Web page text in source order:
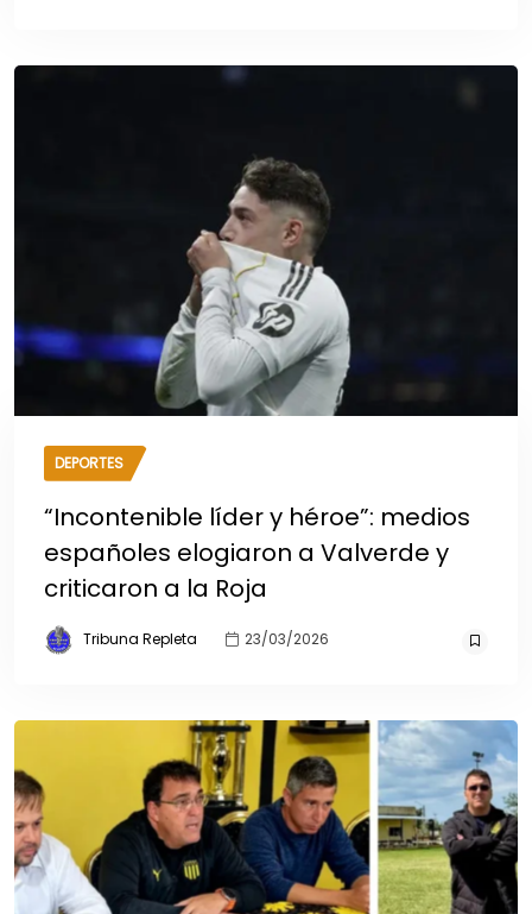
DEPORTES
“Incontenible líder y héroe”: medios
españoles elogiaron a Valverde y
criticaron a la Roja
Tribuna Repleta 23/03/2026